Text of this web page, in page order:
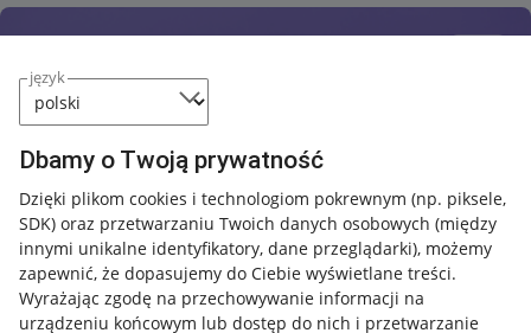
język
Dbamy o Twoją prywatność
Dzięki plikom cookies i technologiom pokrewnym (np. piksele,
SDK) oraz przetwarzaniu Twoich danych osobowych (między
innymi unikalne identyfikatory, dane przeglądarki), możemy
zapewnić, że dopasujemy do Ciebie wyświetlane treści.
Wyrażając zgodę na przechowywanie informacji na
urządzeniu końcowym lub dostęp do nich i przetwarzanie